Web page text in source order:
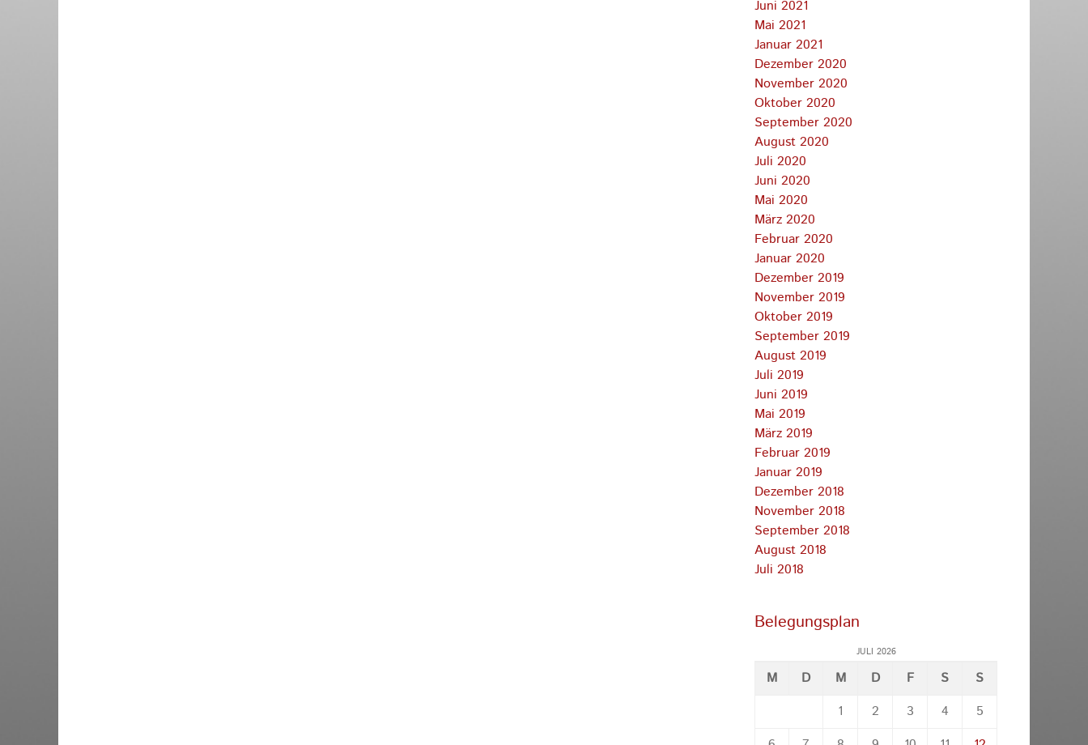
Juni 2021
Mai 2021
Januar 2021
Dezember 2020
November 2020
Oktober 2020
September 2020
August 2020
Juli 2020
Juni 2020
Mai 2020
März 2020
Februar 2020
Januar 2020
Dezember 2019
November 2019
Oktober 2019
September 2019
August 2019
Juli 2019
Juni 2019
Mai 2019
März 2019
Februar 2019
Januar 2019
Dezember 2018
November 2018
September 2018
August 2018
Juli 2018
Belegungsplan
JULI 2026
M D M D F S
S
1
2 3 4
5